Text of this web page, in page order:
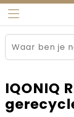
Sportkleding
Werkkleding
Beurs en
Carnaval
Arnauld
Ons team
Contact
Blogs
IQONIQ